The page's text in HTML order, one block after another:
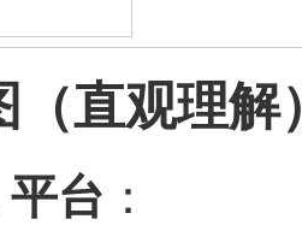
（直观理解
平台 ：